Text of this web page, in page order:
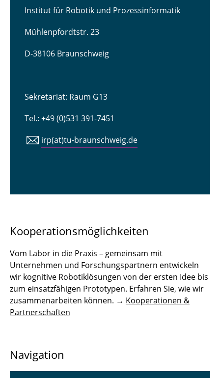
Institut für Robotik und Prozessinformatik
Mühlenpfordtstr. 23
D-38106 Braunschweig
Sekretariat: Raum G13
Tel.: +49 (0)531 391-7451
irp(at)tu-braunschweig.de
Kooperationsmöglichkeiten
Vom Labor in die Praxis – gemeinsam mit
Unternehmen und Forschungspartnern entwickeln
wir kognitive Robotiklösungen von der ersten Idee bis
zum einsatzfähigen Prototypen. Erfahren Sie, wie wir
zusammenarbeiten können. → Kooperationen &
Partnerschaften
Navigation